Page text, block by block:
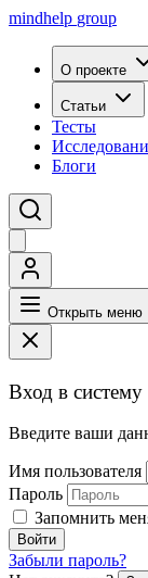
mindhelp group
О проекте
Статьи
Тесты
Блоги
Открыть меню
Вход в систему
Введите ваши
Имя пользователя
Пароль
Запомнить
Войти
Забыли пароль?